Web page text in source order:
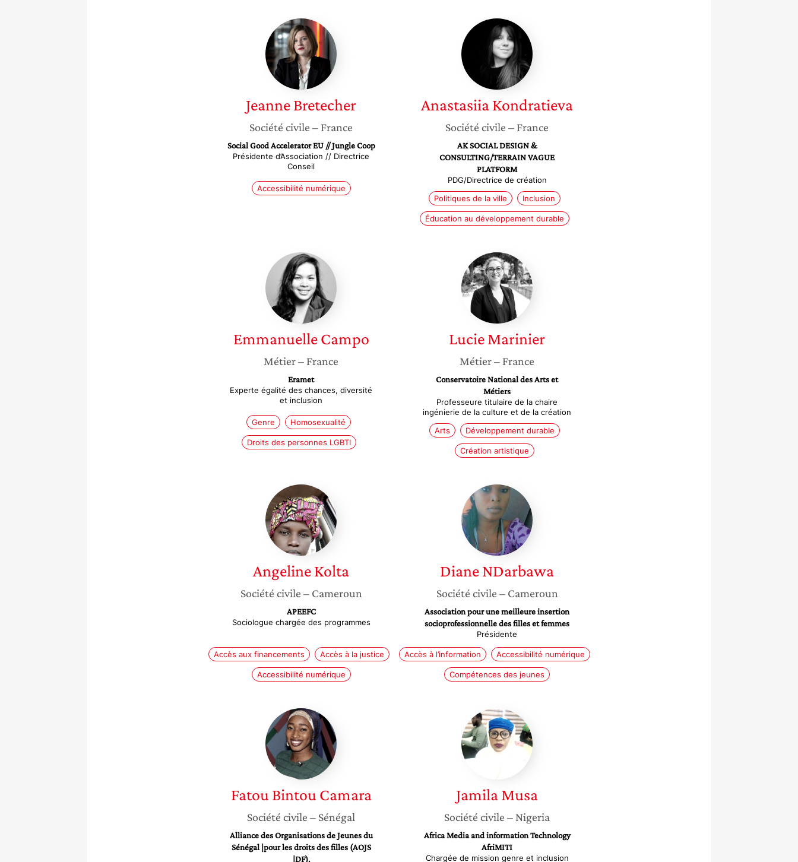
Jeanne
Bretecher
JeanneBretecher
Société civile – France
Social Good Accelerator EU // Jungle Coop
Présidente d’Association // Directrice
Conseil
Accessibilité numérique
Anastasiia
Kondratieva
AnastasiiaKondratieva
Société civile – France
AK SOCIAL DESIGN &
CONSULTING/TERRAIN VAGUE
PLATFORM
PDG/Directrice de création
Politiques de la ville
Inclusion
Éducation au développement durable
Emmanuelle
Campo
Emmanuelle Campo
Métier– France
Eramet
Experte égalité des chances, diversité
et inclusion
Genre Homosexualité
Droits des personnes LGBTI
Lucie
Marinier
LucieMarinier
Métier– France
Conservatoire National des Arts et
Métiers
Professeure titulaire de la chaire
ingénierie de la culture et de la création
Arts
Développement durable
Création artistique
Angeline
Kolta
AngelineKolta
Société civile – Cameroun
APEEFC
Sociologue chargée des programmes
Accès aux financements Accès à la justice
Accessibilité numérique
Diane
NDarbawa
DianeNDarbawa
Société civile – Cameroun
Association pour une meilleure insertion
socioprofessionnelle des filles et femmes
Présidente
Accès à l’information Accessibilité numérique
Compétences des jeunes
Fatou
Bintou
Camara
Fatou Bintou Camara
Société civile – Sénégal
Alliance des Organisations de Jeunes du
Sénégal |pour les droits des filles (AOJS
|DF).
Jamila
Musa
JamilaMusa
Société civile – Nigeria
Africa Media and information Technology
AfriMITI
Chargée de mission genre et inclusion